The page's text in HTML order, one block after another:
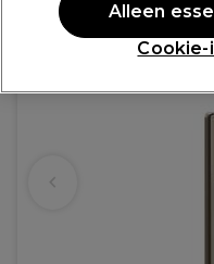
Alleen